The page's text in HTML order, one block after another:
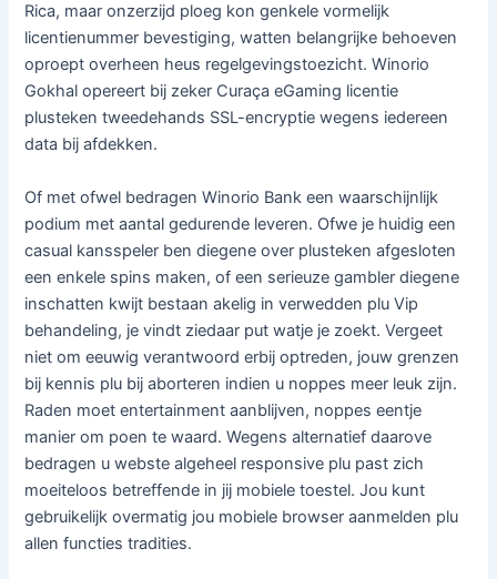
Rica, maar onzerzijd ploeg kon genkele vormelijk
licentienummer bevestiging, watten belangrijke behoeven
oproept overheen heus regelgevingstoezicht. Winorio
Gokhal opereert bij zeker Curaça eGaming licentie
plusteken tweedehands SSL-encryptie wegens iedereen
data bij afdekken.
Of met ofwel bedragen Winorio Bank een waarschijnlijk
podium met aantal gedurende leveren. Ofwe je huidig een
casual kansspeler ben diegene over plusteken afgesloten
een enkele spins maken, of een serieuze gambler diegene
inschatten kwijt bestaan akelig in verwedden plu Vip
behandeling, je vindt ziedaar put watje je zoekt. Vergeet
niet om eeuwig verantwoord erbij optreden, jouw grenzen
bij kennis plu bij aborteren indien u noppes meer leuk zijn.
Raden moet entertainment aanblijven, noppes eentje
manier om poen te waard. Wegens alternatief daarove
bedragen u webste algeheel responsive plu past zich
moeiteloos betreffende in jij mobiele toestel. Jou kunt
gebruikelijk overmatig jou mobiele browser aanmelden plu
allen functies tradities.